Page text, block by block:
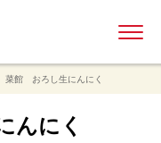
菜館 おろし生にんにく
んにく